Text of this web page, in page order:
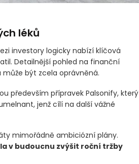
léků
investory logicky nabízí klíčová
Detailnější pohled na finanční
být zcela oprávněná.
především přípravek Palsonify, který
jenž cílí na další vážné
mimořádně ambiciózní plány.
v budoucnu zvýšit roční tržby